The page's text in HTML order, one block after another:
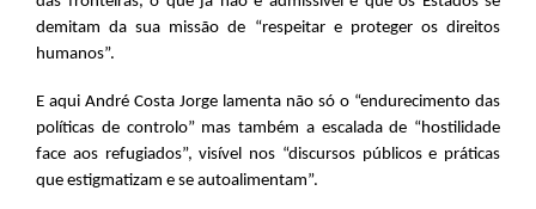
demitam da sua missão de “respeitar e proteger os direitos
humanos”.
E aqui André Costa Jorge lamenta não só o “endurecimento das
políticas de controlo” mas também a escalada de “hostilidade
face aos refugiados”, visível nos “discursos públicos e práticas
que estigmatizam e se autoalimentam”.